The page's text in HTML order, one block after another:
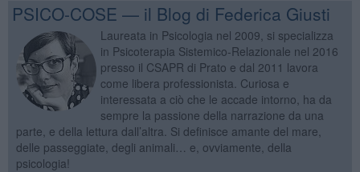
PSICO-COSE — il Blog di Federica Giusti
Laureata in Psicologia nel 2009, si specializza
in Psicoterapia Sistemico-Relazionale nel 2016
presso il CSAPR di Prato e dal 2011 lavora
come libera professionista. Curiosa e
interessata a ciò che le accade intorno, ha da
sempre la passione della narrazione da una
parte, e della lettura dall’altra. Si definisce amante del mare,
delle passeggiate, degli animali… e, ovviamente, della
psicologia!